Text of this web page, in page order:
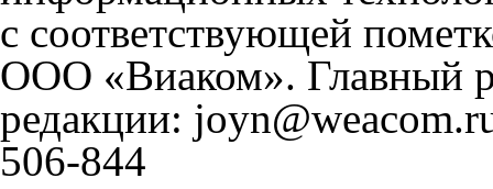
с соответствующей
ООО «Виаком». Главный
редакции:
506-844